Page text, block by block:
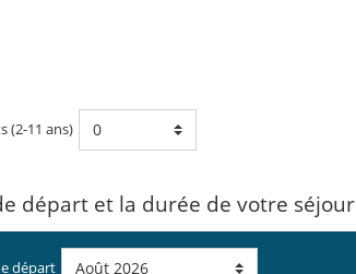
(2-11 ans)
départ et la durée de votre séjour
départ